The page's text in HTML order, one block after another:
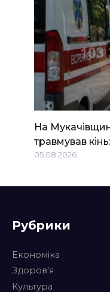
На
травмував
05.08.2026
Рубрики
Економіка
Здоров’я
Культура